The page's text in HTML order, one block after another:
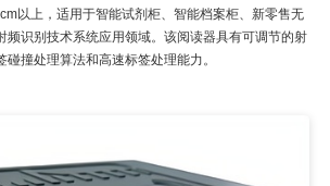
以上，适用于智能试剂柜、智能档案柜、新零售无
频识别技术系统应用领域。该阅读器具有可调节的射
撞处理算法和高速标签处理能力。